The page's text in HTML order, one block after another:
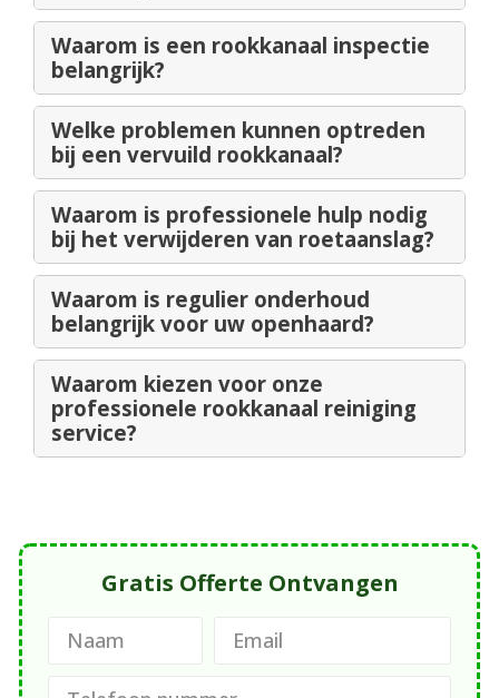
Waarom is een rookkanaal inspectie
belangrijk?
Welke problemen kunnen optreden
bij een vervuild rookkanaal?
Waarom is professionele hulp nodig
bij het verwijderen van roetaanslag?
Waarom is regulier onderhoud
belangrijk voor uw openhaard?
Waarom kiezen voor onze
professionele rookkanaal reiniging
service?
Gratis Offerte Ontvangen